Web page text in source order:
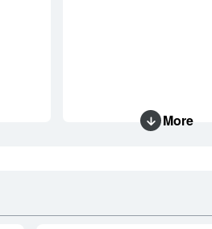
More